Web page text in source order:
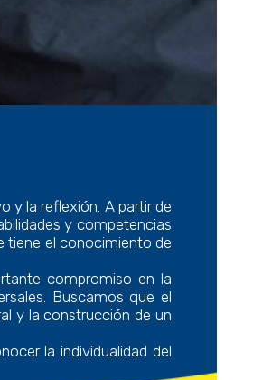
y la reflexión. A partir de
y competencias
tiene el conocimiento de
compromiso en la
Buscamos que el
y la construcción de un
la individualidad del